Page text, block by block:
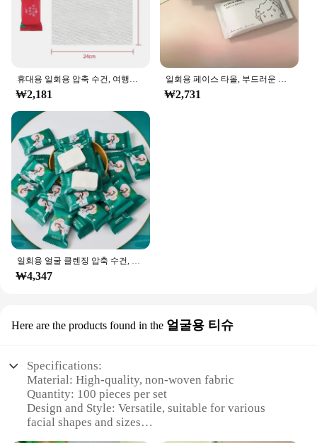
휴대용 일회용 압축 수건, 여행용 부직포 수건, 물티슈, 야외 물티슈, 가정용 목욕 가운
₩2,181
일회용 페이스 타올, 부드러운 개별 포켓 페이퍼 티슈, 페이셜 클렌징, 습식 건식 메이크업 와이프, 티슈 손수건, 20 개/백
₩2,731
일회용 얼굴 클렌징 압축 수건, 여행 사탕, 두꺼운 페이셜 티슈, 20 개/봉지
₩4,347
Here are the products found in the 얼굴용 티슈
Specifications:
Material: High-quality, non-woven fabric
Quantity: 100 pieces per set
Design and Style: Versatile, suitable for various
facial shapes and sizes